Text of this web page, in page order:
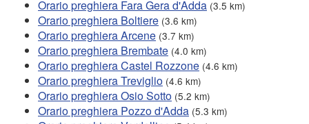
Orario preghiera Fara Gera d'Adda (3.5 km)
Orario preghiera Boltiere (3.6 km)
Orario preghiera Arcene (3.7 km)
Orario preghiera Brembate (4.0 km)
Orario preghiera Castel Rozzone (4.6 km)
Orario preghiera Treviglio (4.6 km)
Orario preghiera Osio Sotto (5.2 km)
Orario preghiera Pozzo d'Adda (5.3 km)